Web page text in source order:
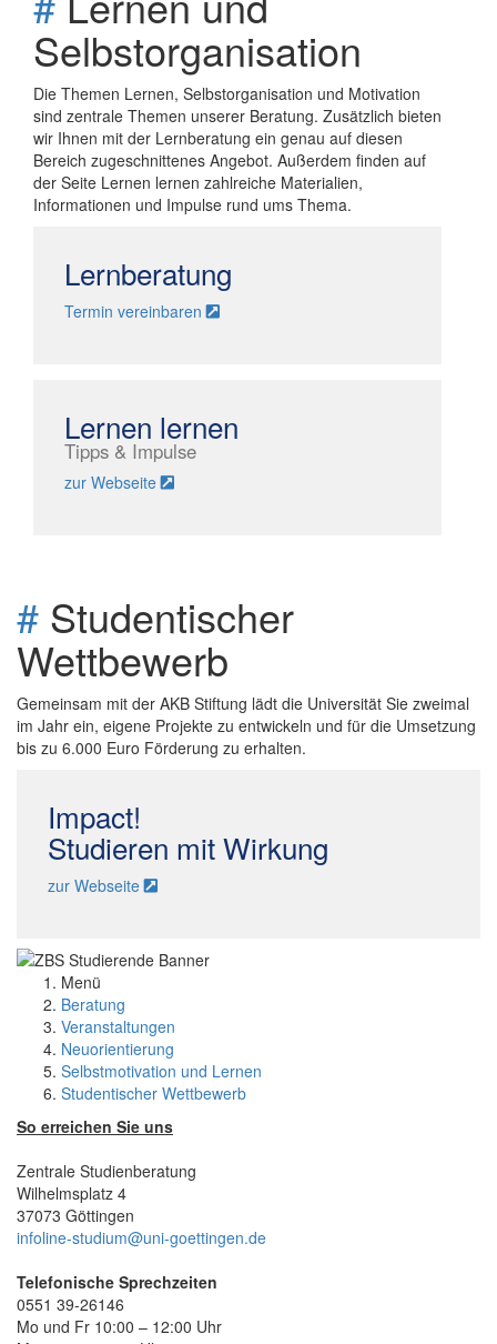
Selbstorganisation
Die Themen Lernen, Selbstorganisation und Motivation
sind zentrale Themen unserer Beratung. Zusätzlich bieten
wir Ihnen mit der Lernberatung ein genau auf diesen
Bereich zugeschnittenes Angebot. Außerdem finden auf
der Seite Lernen lernen zahlreiche Materialien,
Informationen und Impulse rund ums Thema.
Lernberatung
Termin vereinbaren
Lernen lernen
Tipps & Impulse
zur Webseite
# Studentischer
Wettbewerb
Gemeinsam mit der AKB Stiftung lädt die Universität Sie zweimal
im Jahr ein, eigene Projekte zu entwickeln und für die Umsetzung
bis zu 6.000 Euro Förderung zu erhalten.
Impact!
Studieren mit Wirkung
zur Webseite
Menü
Beratung
Veranstaltungen
Neuorientierung
Selbstmotivation und Lernen
Studentischer Wettbewerb
So erreichen Sie uns
Zentrale Studienberatung
Wilhelmsplatz 4
37073 Göttingen
infoline-studium@uni-goettingen.de
Telefonische Sprechzeiten
0551 39-26146
Mo und Fr 10:00 – 12:00 Uhr